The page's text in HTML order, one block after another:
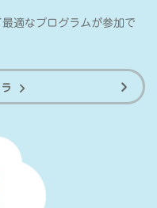
適なプログラムが参加で